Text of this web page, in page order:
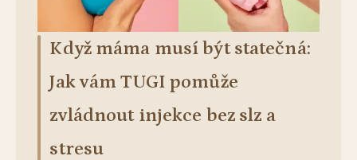
Když máma musí být statečná:
Jak vám TUGI pomůže
zvládnout injekce bez slz a
stresu